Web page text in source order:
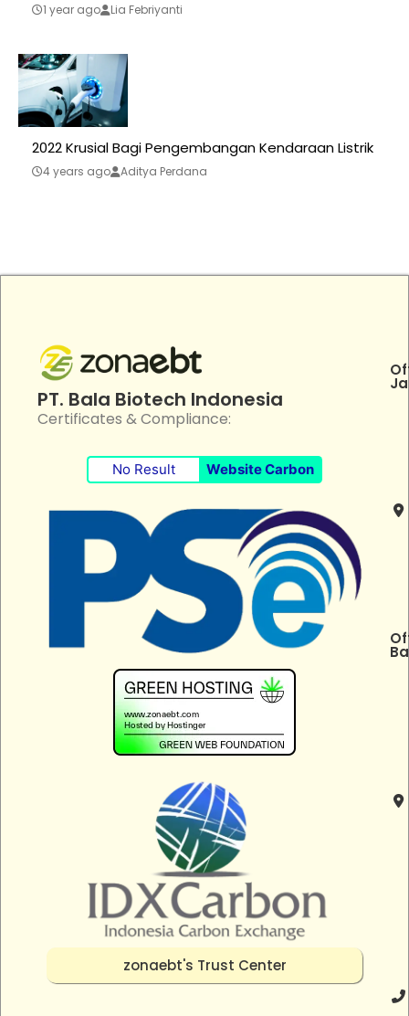
1 year ago Lia Febriyanti
2022 Krusial Bagi Pengembangan Kendaraan Listrik
4 years ago Aditya Perdana
PT. Bala Biotech Indonesia
Certificates & Compliance:
No Result Website Carbon
zonaebt's Trust Center